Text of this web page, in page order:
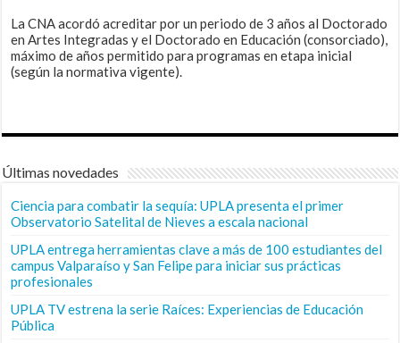
La CNA acordó acreditar por un periodo de 3 años al Doctorado
en Artes Integradas y el Doctorado en Educación (consorciado),
máximo de años permitido para programas en etapa inicial
(según la normativa vigente).
Últimas novedades
Ciencia para combatir la sequía: UPLA presenta el primer
Observatorio Satelital de Nieves a escala nacional
UPLA entrega herramientas clave a más de 100 estudiantes del
campus Valparaíso y San Felipe para iniciar sus prácticas
profesionales
UPLA TV estrena la serie Raíces: Experiencias de Educación
Pública